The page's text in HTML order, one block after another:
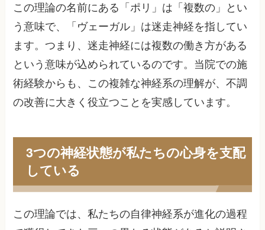
この理論の名前にある「ポリ」は「複数の」とい
う意味で、「ヴェーガル」は迷走神経を指してい
ます。つまり、迷走神経には複数の働き方がある
という意味が込められているのです。当院での施
術経験からも、この複雑な神経系の理解が、不調
の改善に大きく役立つことを実感しています。
3つの神経状態が私たちの心身を支配
している
この理論では、私たちの自律神経系が進化の過程